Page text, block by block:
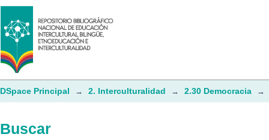
Buscar
DSpace Principal → 2. Interculturalidad → 2.30 Democracia →
Buscar